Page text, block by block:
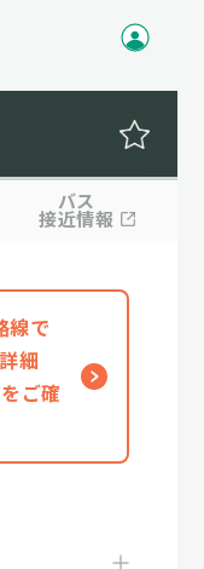
バス
接近情報
線で
細
ご確